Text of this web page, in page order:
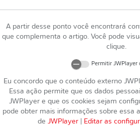
A partir desse ponto você encontrará
que complementa o artigo. Você pode
clique.
Permitir JWPlayer
Eu concordo que o conteúdo externo
Essa ação permite que os dados
JWPlayere que os cookies sejam
pode obter mais informações sobre essa
de JWPlayer Editar as